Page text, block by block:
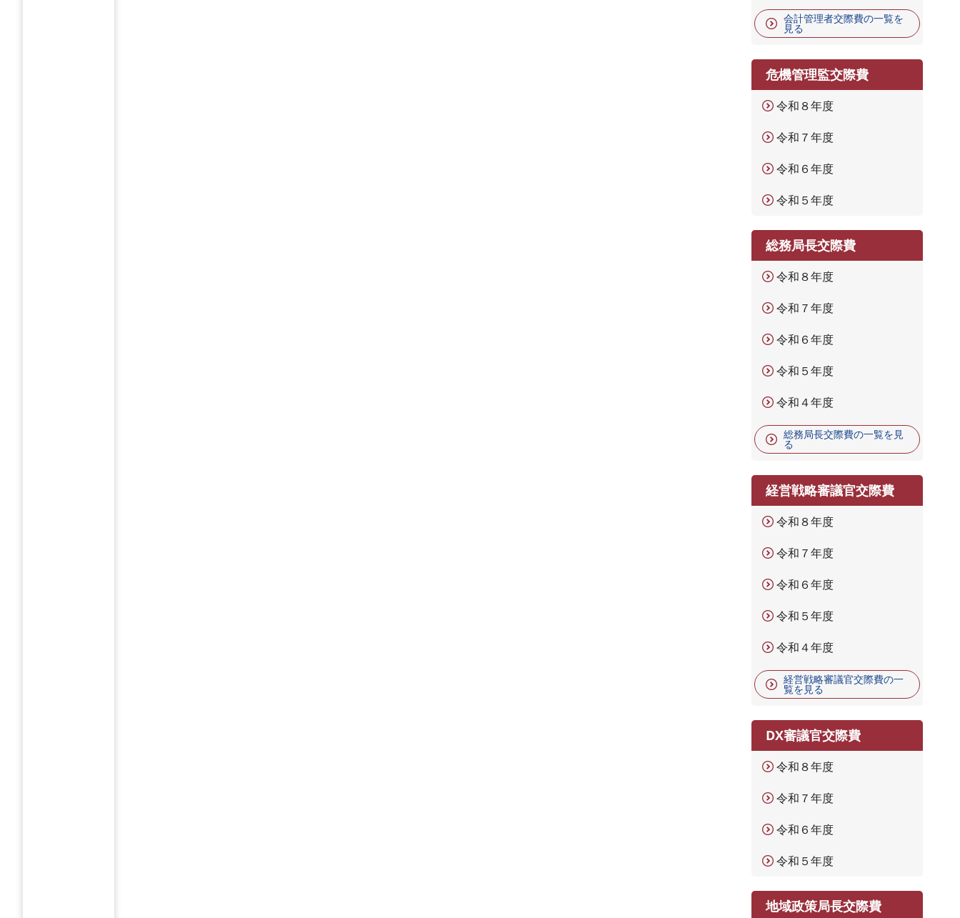
会計管理者交際費の一覧を
見る
危機管理監交際費
令和８年度
令和７年度
令和６年度
令和５年度
総務局長交際費
令和８年度
令和７年度
令和６年度
令和５年度
令和４年度
総務局長交際費の一覧を見
る
経営戦略審議官交際費
令和８年度
令和７年度
令和６年度
令和５年度
令和４年度
経営戦略審議官交際費の一
覧を見る
DX審議官交際費
令和８年度
令和７年度
令和６年度
令和５年度
地域政策局長交際費